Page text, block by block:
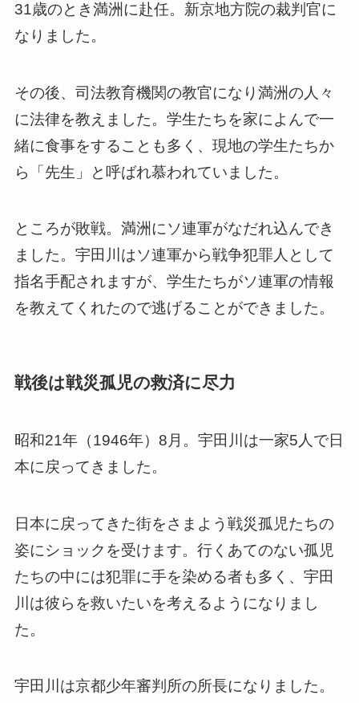
31歳のとき満洲に赴任。新京地方院の裁判官に
なりました。
その後、司法教育機関の教官になり満洲の人々
に法律を教えました。学生たちを家によんで一
緒に食事をすることも多く、現地の学生たちか
ら「先生」と呼ばれ慕われていました。
ところが敗戦。満洲にソ連軍がなだれ込んでき
ました。宇田川はソ連軍から戦争犯罪人として
指名手配されますが、学生たちがソ連軍の情報
を教えてくれたので逃げることができました。
戦後は戦災孤児の救済に尽力
昭和21年（1946年）8月。宇田川は一家5人で日
本に戻ってきました。
日本に戻ってきた街をさまよう戦災孤児たちの
姿にショックを受けます。行くあてのない孤児
たちの中には犯罪に手を染める者も多く、宇田
川は彼らを救いたいを考えるようになりまし
た。
宇田川は京都少年審判所の所長になりました。